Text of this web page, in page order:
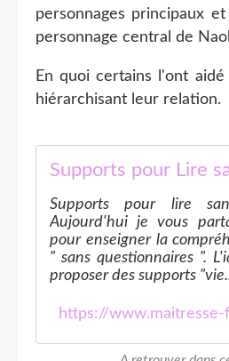
personnages principaux
personnage central de
En quoi certains l'ont aidé
hiérarchisant leur relation.
Supports pour lire
Aujourd'hui je vous
pour enseigner la
" sans questionnaires ".
proposer des supports